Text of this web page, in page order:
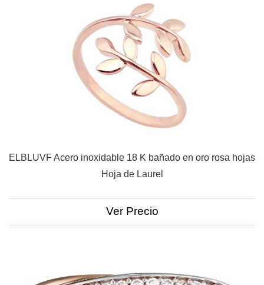
ELBLUVF Acero inoxidable 18 K bañado en oro rosa hojas
Hoja de Laurel
Ver Precio